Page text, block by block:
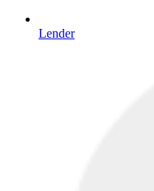
Lender